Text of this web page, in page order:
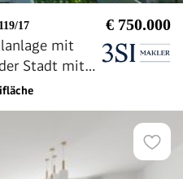
17 € 750.000
mit
Stadt mit